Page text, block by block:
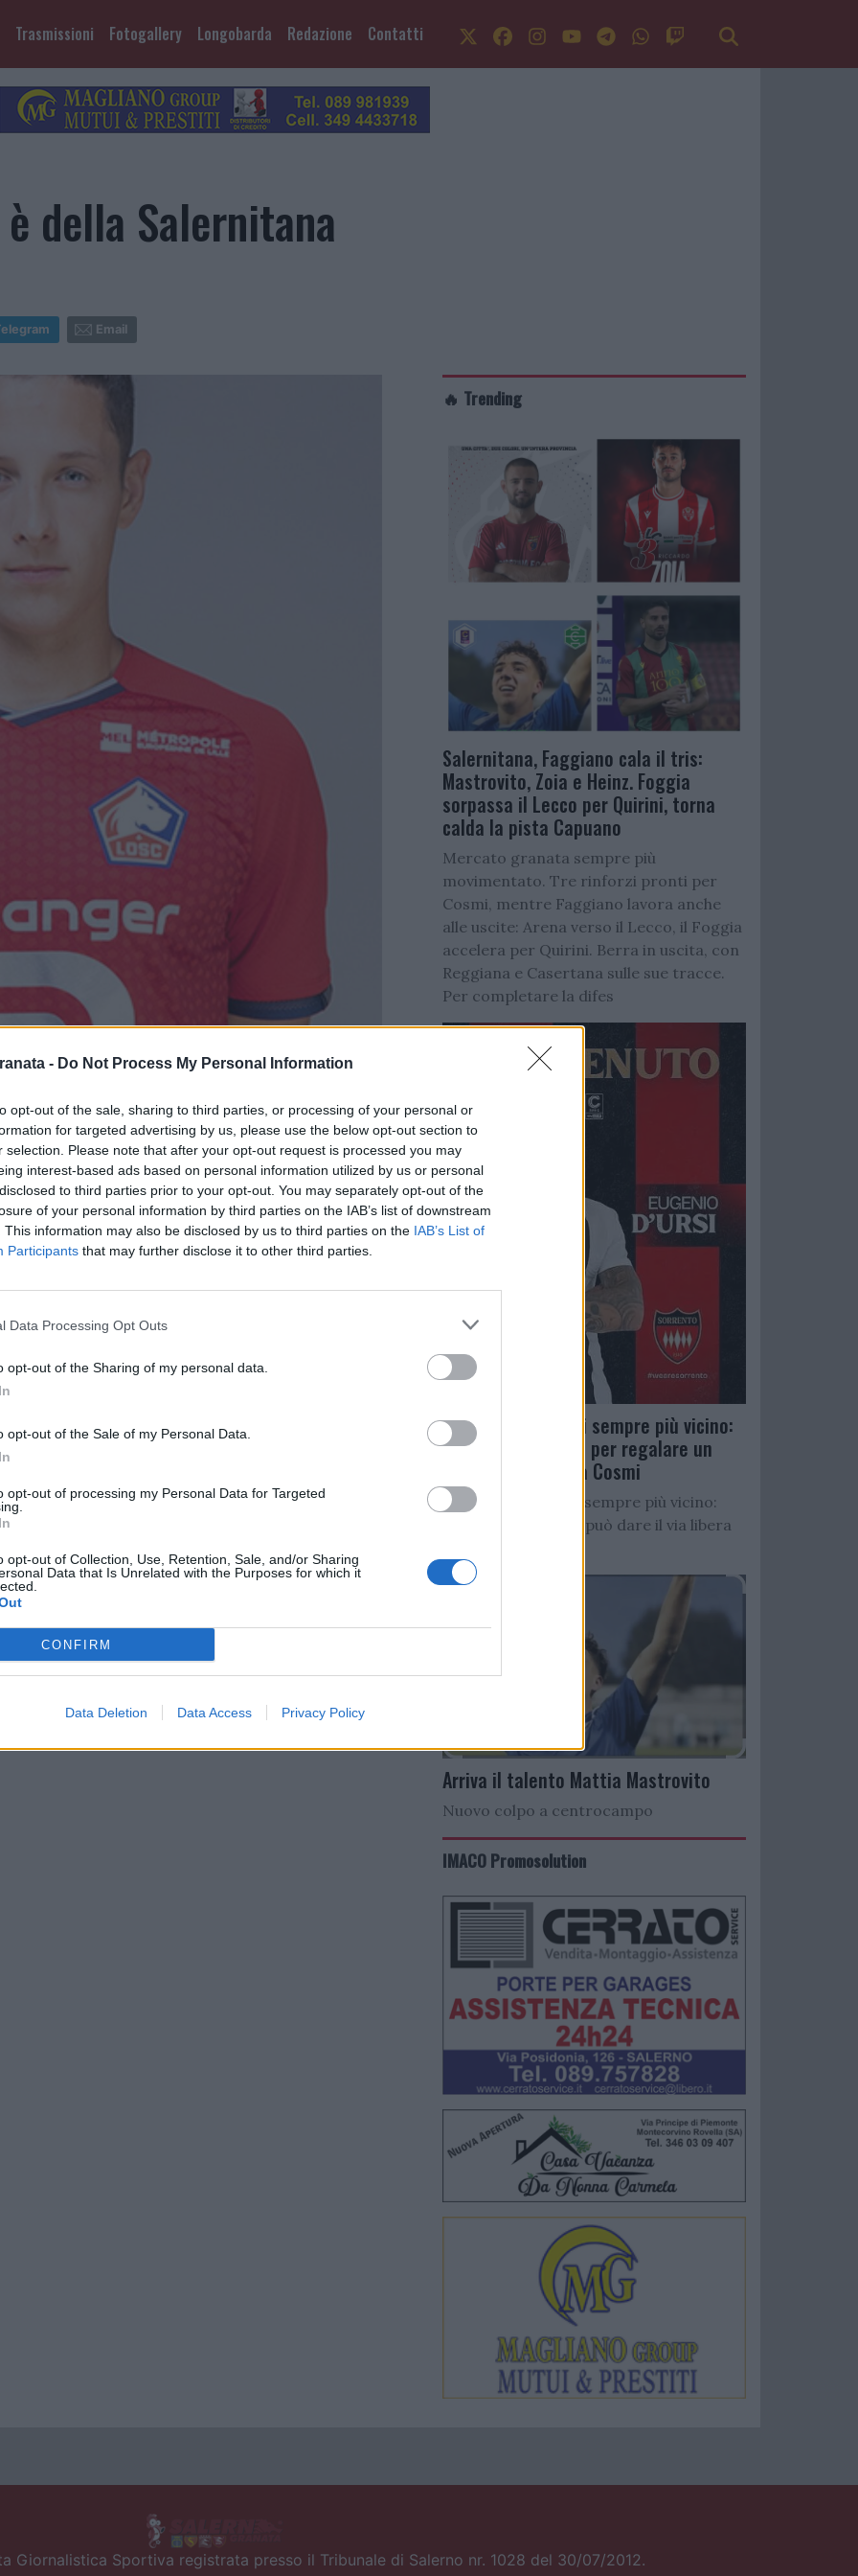
- Do Not Process My Personal Information
opt-out of the sale, sharing to third parties, or processing of your personal or
for targeted advertising by us, please use the below opt-out section to
selection. Please note that after your opt-out request is processed you may
interest-based ads based on personal information utilized by us or personal
to third parties prior to your opt-out. You may separately opt-out of the
of your personal information by third parties on the IAB’s list of downstream
This information may also be disclosed by us to third parties on the IAB’s List of
Participants that may further disclose it to other third parties.
Data Processing Opt Outs
opt-out of the Sharing of my personal data.
opt-out of the Sale of my Personal Data.
opt-out of processing my Personal Data for Targeted
opt-out of Collection, Use, Retention, Sale, and/or Sharing
Data that Is Unrelated with the Purposes for which it
CONFIRM
Data Deletion Data Access Privacy Policy
Trasmissioni Fotogallery Longobarda Redazione Contatti
della Salernitana
Email
raggiunto l’accordo con il LOSC Lille
difensore classe ’99 Domagoj
granata fino al 2026. Il calciatore
ritiro, si tratta di
abile nel crossare, è considerato tra i
Nel 2020 è stato inserito nella
🔥 Trending
Salernitana, Faggiano cala il tris:
Mastrovito, Zoia e Heinz. Foggia
sorpassa il Lecco per Quirini, torna
calda la pista Capuano
Mercato granata sempre più
movimentato. Tre rinforzi pronti per
Cosmi, mentre Faggiano lavora anche
alle uscite: Arena verso il Lecco, il Foggia
accelera per Quirini. Berra in uscita, con
Reggiana e Casertana sulle sue tracce.
Per completare la difes
Salernitana, D’Ursi sempre più vicino:
Faggiano accelera per regalare un
altro attaccante a Cosmi
Salernitana, D’Ursi sempre più vicino:
Starita al Sorrento può dare il via libera
Arriva il talento Mattia Mastrovito
Nuovo colpo a centrocampo
IMACO Promosolution
Giornalistica Sportiva registrata presso il Tribunale di Salerno nr. 1028 del 30/07/2012.